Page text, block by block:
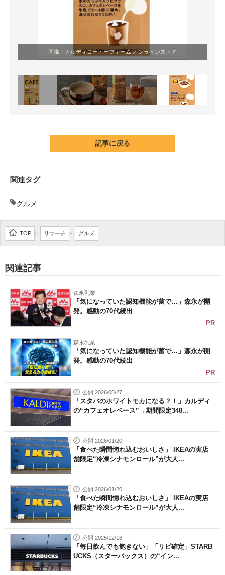
画像：カルディコーヒーファーム オンラインストア
記事に戻る
関連タグ
グルメ
TOP > リサーチ > グルメ
関連記事
森永乳業
「気になっていた認知機能が菌で…」森永が開
発。感動の70代続出
PR
森永乳業
「気になっていた認知機能が菌で…」森永が開
発。感動の70代続出
PR
公開 2026/05/27
「スタバのホワイトモカになる？！」カルディ
の“カフェオレベース”→期間限定348...
公開 2026/01/20
「食べた瞬間惚れ込むおいしさ」 IKEAの実店
舗限定“冷凍シナモンロール”が大人...
公開 2026/01/20
「食べた瞬間惚れ込むおいしさ」 IKEAの実店
舗限定“冷凍シナモンロール”が大人...
公開 2025/12/18
「毎日飲んでも飽きない」「リピ確定」STARB
UCKS（スターバックス）の“イン...